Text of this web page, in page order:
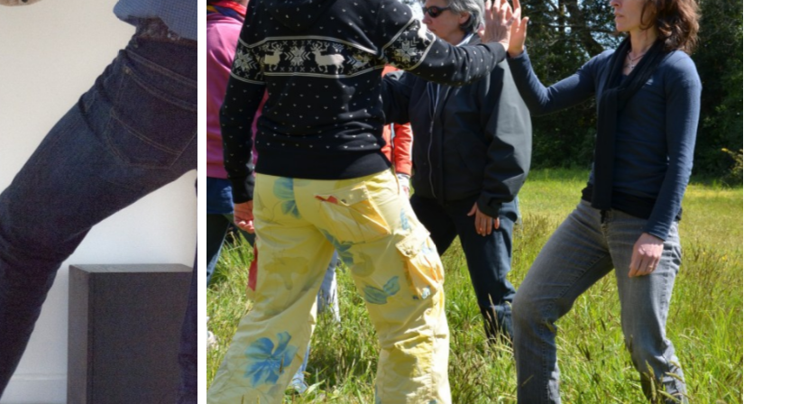
dans un mouvement de
de pied).
Travail en commun lors d’un stage